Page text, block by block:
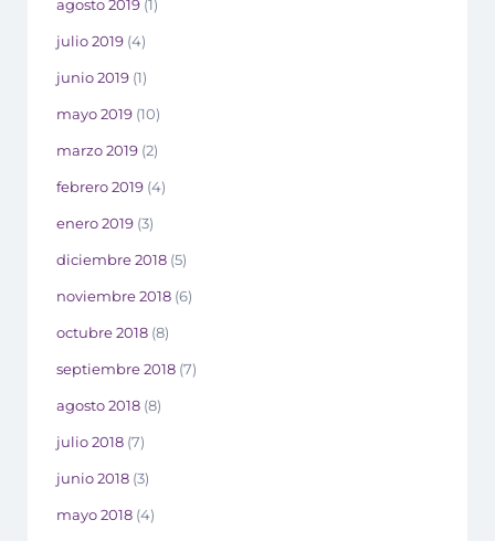
agosto 2019 (1)
julio 2019 (4)
junio 2019 (1)
mayo 2019 (10)
marzo 2019 (2)
febrero 2019 (4)
enero 2019 (3)
diciembre 2018 (5)
noviembre 2018 (6)
octubre 2018 (8)
septiembre 2018 (7)
agosto 2018 (8)
julio 2018 (7)
junio 2018 (3)
mayo 2018 (4)